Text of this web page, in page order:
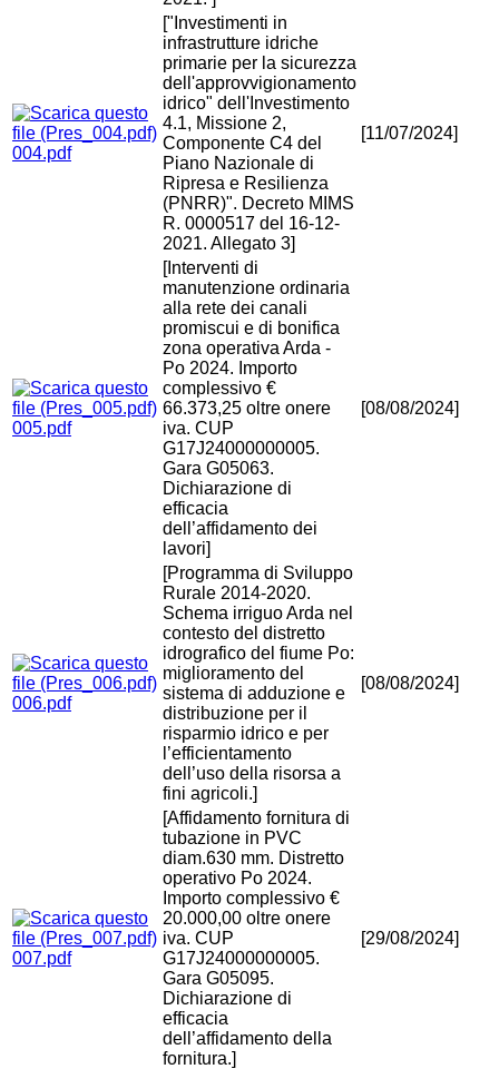
004.pdf
["Investimenti in
infrastrutture idriche
primarie per la sicurezza
dell'approvvigionamento
idrico" dell'Investimento
4.1, Missione 2,
Componente C4 del
Piano Nazionale di
Ripresa e Resilienza
(PNRR)". Decreto MIMS
R. 0000517 del 16-12-
2021. Allegato 3]
[11/07/2024]
005.pdf
[Interventi di
manutenzione ordinaria
alla rete dei canali
promiscui e di bonifica
zona operativa Arda -
Po 2024. Importo
complessivo €
66.373,25 oltre onere
iva. CUP
G17J24000000005.
Gara G05063.
Dichiarazione di
efficacia
dell’affidamento dei
lavori]
[08/08/2024]
006.pdf
[Programma di Sviluppo
Rurale 2014-2020.
Schema irriguo Arda nel
contesto del distretto
idrografico del fiume Po:
miglioramento del
sistema di adduzione e
distribuzione per il
risparmio idrico e per
l’efficientamento
dell’uso della risorsa a
fini agricoli.]
[08/08/2024]
007.pdf
[Affidamento fornitura di
tubazione in PVC
diam.630 mm. Distretto
operativo Po 2024.
Importo complessivo €
20.000,00 oltre onere
iva. CUP
G17J24000000005.
Gara G05095.
Dichiarazione di
efficacia
dell’affidamento della
fornitura.]
[29/08/2024]